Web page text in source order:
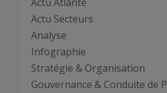
Actu Secteurs
Analyse
Infographie
Stratégie & Organisation
Gouvernance & Conduite de